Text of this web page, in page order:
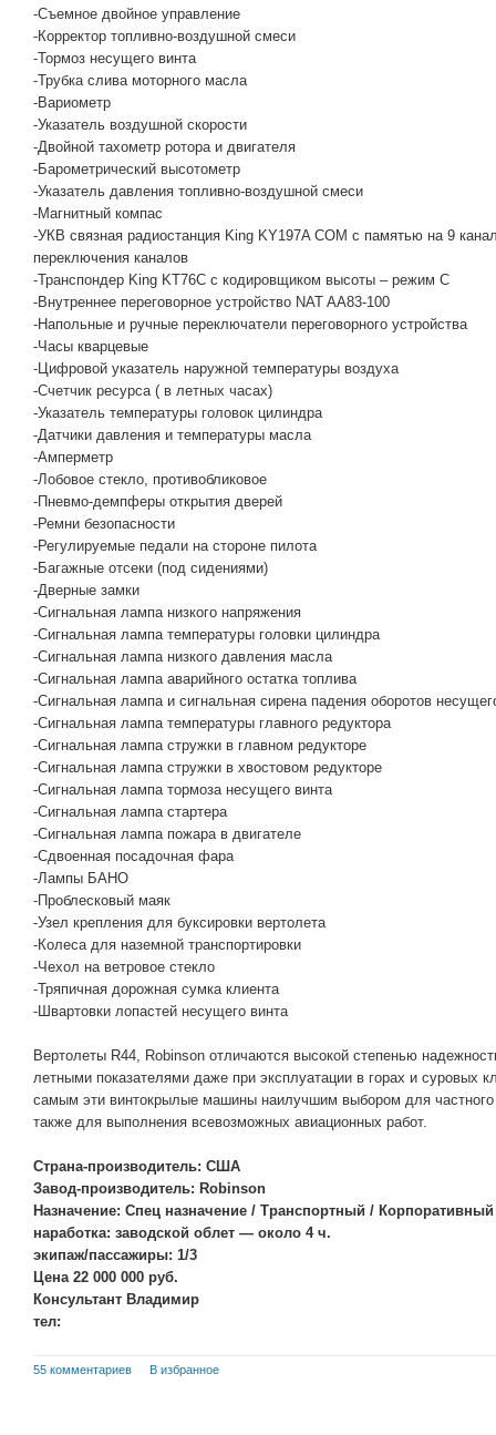
-Съемное двойное управление
-Корректор топливно-воздушной смеси
-Тормоз несущего винта
-Трубка слива моторного масла
-Вариометр
-Указатель воздушной скорости
-Двойной тахометр ротора и двигателя
-Барометрический высотометр
-Указатель давления топливно-воздушной смеси
-Магнитный компас
-УКВ связная радиостанция King KY197A COM с памятью на 9
переключения каналов
-Транспондер King KT76C с кодировщиком высоты – режим С
-Внутреннее переговорное устройство NAT AA83-100
-Напольные и ручные переключатели переговорного устройства
-Часы кварцевые
-Цифровой указатель наружной температуры воздуха
-Счетчик ресурса ( в летных часах)
-Указатель температуры головок цилиндра
-Датчики давления и температуры масла
-Амперметр
-Лобовое стекло, противобликовое
-Пневмо-демпферы открытия дверей
-Ремни безопасности
-Регулируемые педали на стороне пилота
-Багажные отсеки (под сидениями)
-Дверные замки
-Сигнальная лампа низкого напряжения
-Сигнальная лампа температуры головки цилиндра
-Сигнальная лампа низкого давления масла
-Сигнальная лампа аварийного остатка топлива
-Сигнальная лампа и сигнальная сирена падения оборотов
-Сигнальная лампа температуры главного редуктора
-Сигнальная лампа стружки в главном редукторе
-Сигнальная лампа стружки в хвостовом редукторе
-Сигнальная лампа тормоза несущего винта
-Сигнальная лампа стартера
-Сигнальная лампа пожара в двигателе
-Сдвоенная посадочная фара
-Лампы БАНО
-Проблесковый маяк
-Узел крепления для буксировки вертолета
-Колеса для наземной транспортировки
-Чехол на ветровое стекло
-Тряпичная дорожная сумка клиента
-Швартовки лопастей несущего винта
Вертолеты R44, Robinson отличаются высокой степенью
летными показателями даже при эксплуатации в горах и суровых
самым эти винтокрылые машины наилучшим выбором для частного
также для выполнения всевозможных авиационных работ.
Страна-производитель: США
Завод-производитель: Robinson
Назначение: Спец назначение / Транспортный /
наработка: заводской облет — около 4 ч.
экипаж/пассажиры: 1/3
Цена 22 000 000 руб.
Консультант Владимир
тел:
55 комментариев В избранное